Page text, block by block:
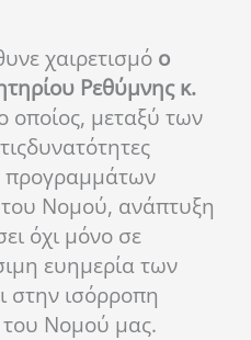
χαιρετισμό ο
Ρεθύμνης κ.
οποίος, μεταξύ των
προγραμμάτων
Νομού, ανάπτυξη
όχι μόνο σε
ευημερία των
στην ισόρροπη
του Νομού μας.